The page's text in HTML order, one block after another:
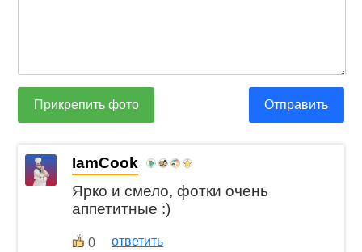
Прикрепить фото Отправить
IamCook
Ярко и смело, фотки очень
аппетитные :)
0 ответить